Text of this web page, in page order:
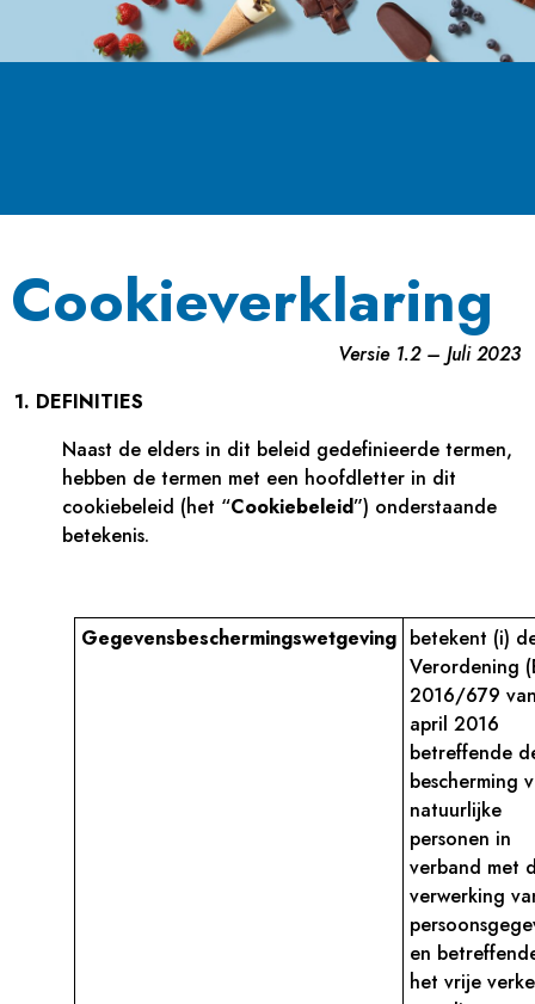
Cookieverklaring
Versie 1.2 – Juli 2023
1. DEFINITIES
Naast de elders in dit beleid gedefinieerde termen,
hebben de termen met een hoofdletter in dit
cookiebeleid (het “Cookiebeleid”) onderstaande
betekenis.
Gegevensbeschermingswetgeving betekent (i)
Verordening
2016/679
april 2016
betreffende
bescherming
natuurlijke
personen in
verband met
verwerking
en
het vrije